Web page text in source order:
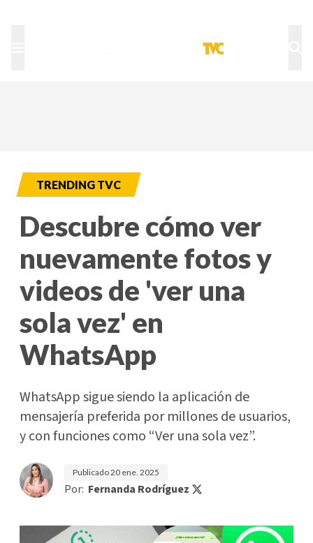
TRENDING TVC
Descubre cómo ver
nuevamente fotos y
videos de 'ver una
sola vez' en
WhatsApp
WhatsApp sigue siendo la aplicación de
mensajería preferida por millones de usuarios,
y con funciones como “Ver una sola vez”.
Publicado20 ene. 2025
Por: Fernanda Rodríguez